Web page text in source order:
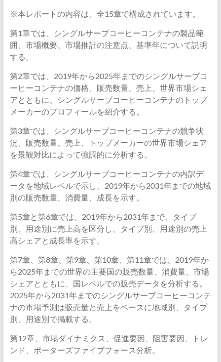
※本レポートの内容は、全15章で構成されています。
第1章では、シングルサーブコーヒーコンテナの製品範
囲、市場概要、市場推計の注意点、基準年について説明
する。
第2章では、2019年から2025年までのシングルサーブコ
ーヒーコンテナの価格、販売数量、売上、世界市場シェ
アとともに、シングルサーブコーヒーコンテナのトップ
メーカーのプロフィールを紹介する。
第3章では、シングルサーブコーヒーコンテナの競争状
況、販売数量、売上、トップメーカーの世界市場シェア
を景観対比によって強調的に分析する。
第4章では、シングルサーブコーヒーコンテナの内訳デ
ータを地域レベルで示し、2019年から2031年までの地域
別の販売数量、消費量、成長を示す。
第5章と第6章では、2019年から2031年まで、タイプ
別、用途別に売上高を区分し、タイプ別、用途別の売上
高シェアと成長率を示す。
第7章、第8章、第9章、第10章、第11章では、2019年か
ら2025年までの世界の主要国の販売数量、消費量、市場
シェアとともに、国レベルでの販売データを分析する。
2025年から2031年までのシングルサーブコーヒーコンテ
ナの市場予測は販売量と売上をベースに地域別、タイプ
別、用途別で掲載する。
第12章、市場ダイナミクス、促進要因、阻害要因、トレ
ンド、ポーターズファイブフォース分析。